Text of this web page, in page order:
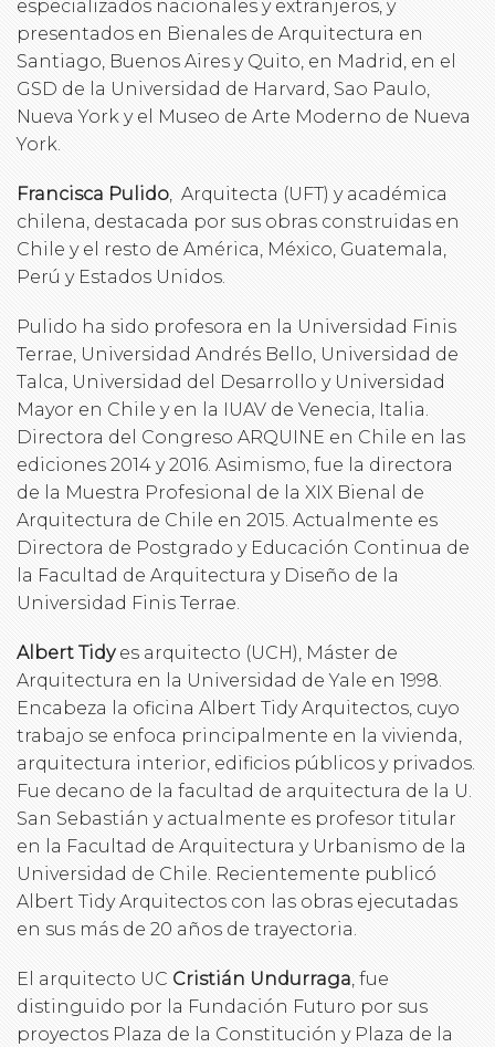
especializados nacionales y extranjeros, y
presentados en Bienales de Arquitectura en
Santiago, Buenos Aires y Quito, en Madrid, en el
GSD de la Universidad de Harvard, Sao Paulo,
Nueva York y el Museo de Arte Moderno de Nueva
York.
Francisca Pulido , Arquitecta (UFT) y académica
chilena, destacada por sus obras construidas en
Chile y el resto de América, México, Guatemala,
Perú y Estados Unidos.
Pulido ha sido profesora en la Universidad Finis
Terrae, Universidad Andrés Bello, Universidad de
Talca, Universidad del Desarrollo y Universidad
Mayor en Chile y en la IUAV de Venecia, Italia.
Directora del Congreso ARQUINE en Chile en las
ediciones 2014 y 2016. Asimismo, fue la directora
de la Muestra Profesional de la XIX Bienal de
Arquitectura de Chile en 2015. Actualmente es
Directora de Postgrado y Educación Continua de
la Facultad de Arquitectura y Diseño de la
Universidad Finis Terrae.
Albert Tidyes arquitecto (UCH), Máster de
Arquitectura en la Universidad de Yale en 1998.
Encabeza la oficina Albert Tidy Arquitectos, cuyo
trabajo se enfoca principalmente en la vivienda,
arquitectura interior, edificios públicos y privados.
Fue decano de la facultad de arquitectura de la U.
San Sebastián y actualmente es profesor titular
en la Facultad de Arquitectura y Urbanismo de la
Universidad de Chile. Recientemente publicó
Albert Tidy Arquitectos con las obras ejecutadas
en sus más de 20 años de trayectoria.
El arquitecto UC Cristián Undurraga, fue
distinguido por la Fundación Futuro por sus
proyectos Plaza de la Constitución y Plaza de la